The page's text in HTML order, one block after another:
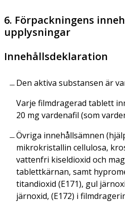
6. Förpackningens
upplysningar
Innehållsdeklaration
Den aktiva substansen är
Varje filmdragerad tablett
20 mg vardenafil (som
Övriga innehållsämnen
mikrokristallin cellulosa,
vattenfri kiseldioxid och
tablettkärnan, samt
titandioxid (E171), gul
järnoxid, (E172) i